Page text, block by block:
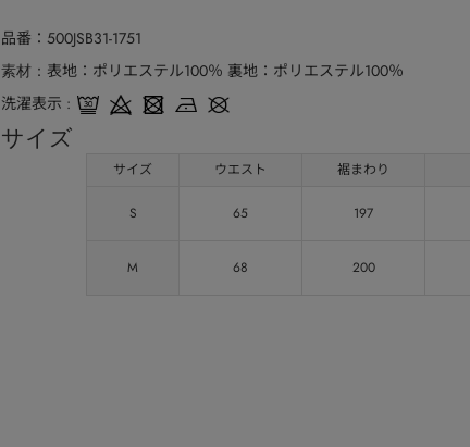
品番 500JSB31-1751
素材
表地：ポリエステル100％ 裏地：ポリエステル100％
洗濯表示
サイズ
サイズ ウエスト 裾まわり
S 65 197
M 68 200